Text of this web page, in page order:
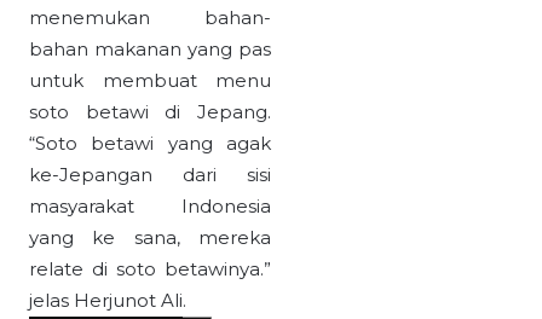
menemukan bahan-
bahan makanan yang pas
untuk membuat menu
soto betawi di Jepang.
“Soto betawi yang agak
ke-Jepangan dari sisi
masyarakat Indonesia
yang ke sana, mereka
relate di soto betawinya.”
jelas Herjunot Ali.